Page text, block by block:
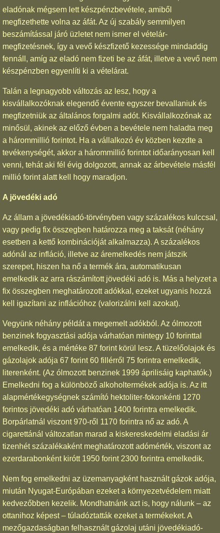
eladónak mégsem lett készpénzbevétele, amiből
megfizethette volna az áfát. Az új szabály semmilyen
beszámítással járó üzletet nem ismer el vételár-
megfizetésnek, így a vevő készfizető kezessége mindaddig
fennáll, amíg az eladó nem fizeti be az áfát, illetve a vevő nem
készpénzben egyenlíti ki a vételárat.
Talán a legnagyobb változás az lesz, hogy a
kisvállalkozóknak elegendő évente egyszer bevallaniuk és
megfizetniük az általános forgalmi adót. Kisvállalkozónak az
minősül, akinek az előző évben a bevétele nem haladta meg
a hárommillió forintot. Ha a vállalkozó év közben kezdte a
tevékenységét, akkor a hárommillió forintot időarányosan kell
venni, tehát aki fél évig dolgozott, annak az árbevétele másfél
millió forint alatt kell hogy maradjon.
A jövedéki adó
Az állam a jövedékiadó-törvényben vagy százalékos kulccsal,
vagy pedig fix összegben határozza meg a taksát (néhány
esetben a kettő kombinációját alkalmazza). A százalékos
adónál az infláció, illetve az áremelkedés nem játszik
szerepet, hiszen ha nő a termék ára, automatikusan
emelkedik az arra rászámított jövedéki adó is. Más a helyzet a
fix összegben meghatározott adókkal, ezeket ugyanis hozzá
kell igazítani az inflációhoz (valorizálni kell azokat).
Vegyünk néhány példát a megemelt adókból. Az ólmozott
benzinek fogyasztási adója várhatóan mintegy 10 forinttal
emelkedik, és a mértéke 87 forint körül lesz. A tüzelőolajok és
gázolajok adója 67 forint 60 fillérről 75 forintra emelkedik,
literenként. (Az ólmozott benzinek 1999 áprilisáig kaphatók.)
Emelkedni fog a különböző alkoholtermékek adója is. Az itt
alapmértékegységnek számító hektoliter-fokonkénti 1270
forintos jövedéki adó várhatóan 1400 forintra emelkedik.
Borpárlatnál viszont 970-ről 1170 forintra nő az adó. A
cigarettánál változatlan marad a kiskereskedelmi eladási ár
tizenhét százalékaként meghatározott adómérték, viszont az
ezerdarabonként kirótt 1950 forint 2300 forintra emelkedik.
Nem fog emelkedni az üzemanyagként használt gázok adója,
miután Nyugat-Európában ezeket a környezetvédelem miatt
kedvezőbben kezelik. Mondhatnánk azt is, hogy nálunk – az
ottanihoz képest – túladóztatták ezeket a termékeket. A
mezőgazdaságban felhasznált gázolaj utáni jövedékiadó-